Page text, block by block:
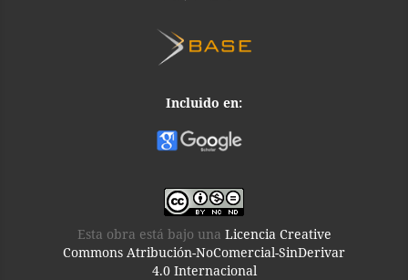
Incluido en:
Esta obra está bajo una Licencia Creative
Commons Atribución-NoComercial-SinDerivar
4.0 Internacional